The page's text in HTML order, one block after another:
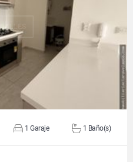
1 Garaje 1 Baño(s)